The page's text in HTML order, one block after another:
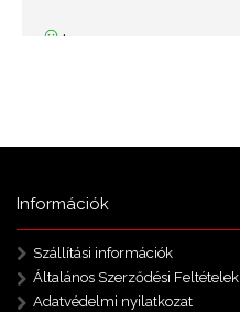
Információk
Szállítási információk
Általános Szerződési Feltételek
Adatvédelmi nyilatkozat